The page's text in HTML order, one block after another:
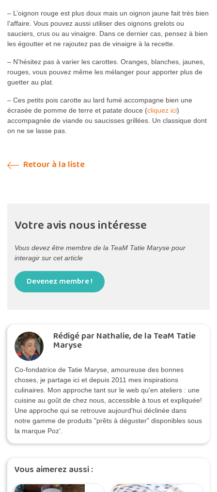
– L’oignon rouge est plus doux mais un oignon jaune fait très bien
l’affaire. Vous pouvez aussi utiliser des oignons grelots ou
sauciers, crus ou au vinaigre. Dans ce dernier cas, pensez à bien
les égoutter et ne rajoutez pas de vinaigre à la recette.
– N’hésitez pas à varier les carottes. Oranges, blanches, jaunes,
rouges, vous pouvez même les mélanger pour apporter plus de
guetter au plat.
– Ces petits pois carotte au lard fumé accompagne bien une
écrasée de pomme de terre et patate douce (cliquez ici)
accompagnée de viande ou saucisses grillées. Un classique dont
on ne se lasse pas.
Retour à la liste
Votre avis nous intéresse
Vous devez être membre de la TeaM Tatie Maryse pour
interagir sur cet article
Devenez membre !
Rédigé par Nathalie, de la TeaM Tatie
Maryse
Co-fondatrice de Tatie Maryse, amoureuse des bonnes
choses, je partage ici et depuis 2011 mes inspirations
culinaires. Mon approche tant sur le web qu'en ateliers : une
cuisine au goût de chez nous, accessible à tous et expliquée!
Une approche qui se retrouve aujourd'hui déclinée dans
notre gamme de produits "prêts à déguster" disponibles sous
la marque Poz'.
Vous aimerez aussi :